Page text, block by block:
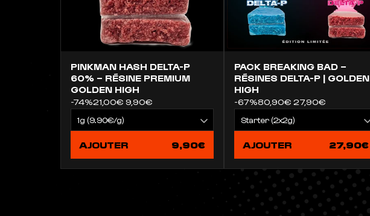
PINKMAN HASH DELTA-P
60% – RÉSINE PREMIUM
GOLDEN HIGH
-74%21,00€ 9,90€
AJOUTER 9,90€
PACK BREAKING BAD –
RÉSINES DELTA-P | GOLDEN
HIGH
-67%80,90€ 27,90€
AJOUTER 27,90€